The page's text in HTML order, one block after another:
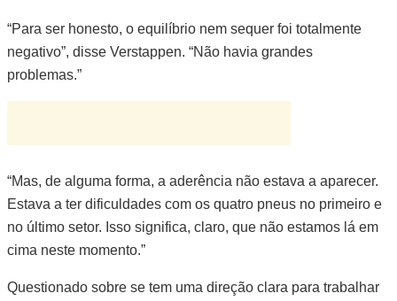
“Para ser honesto, o equilíbrio nem sequer foi totalmente
negativo”, disse Verstappen. “Não havia grandes
problemas.”
“Mas, de alguma forma, a aderência não estava a aparecer.
Estava a ter dificuldades com os quatro pneus no primeiro e
no último setor. Isso significa, claro, que não estamos lá em
cima neste momento.”
Questionado sobre se tem uma direção clara para trabalhar